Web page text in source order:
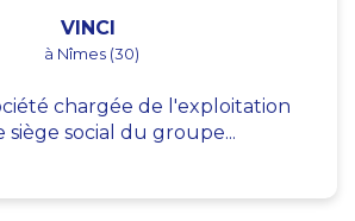
VINCI
à Nîmes (30)
chargée de l'exploitation
siège social du groupe...